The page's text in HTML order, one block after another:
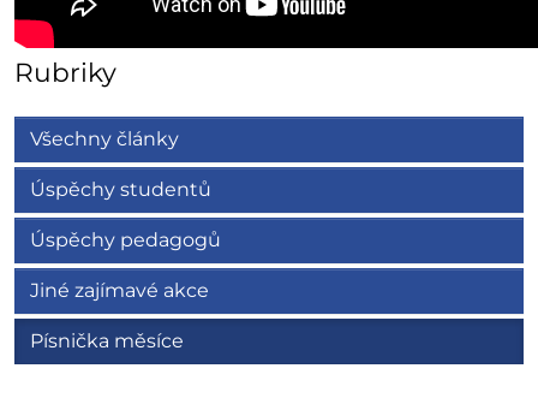
Rubriky
Všechny články
Úspěchy studentů
Úspěchy pedagogů
Jiné zajímavé akce
Písnička měsíce